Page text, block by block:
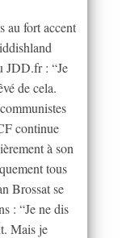
au fort accent
JDD.fr : “Je
de cela.
continue
à son
tous
Brossat se
: “Je ne dis
Mais je